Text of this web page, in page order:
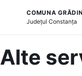
COMUNA
JudețulConstanța
Alte